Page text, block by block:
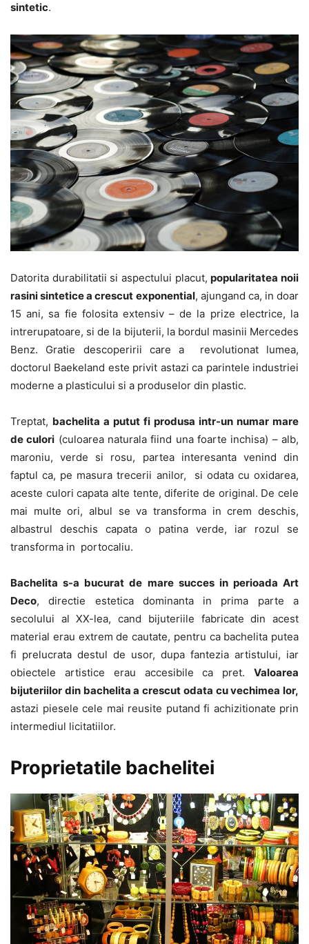
sintetic.
Datorita durabilitatii si aspectului placut,popularitatea noii
rasini sintetice a crescut exponential, ajungand ca, in doar
15 ani, sa fie folosita extensiv – de la prize electrice, la
intrerupatoare, si de la bijuterii, la bordul masinii Mercedes
Benz. Gratie descoperirii care a revolutionat lumea,
doctorul Baekeland este privit astazi ca parintele industriei
moderne a plasticului si a produselor din plastic.
Treptat, bachelita a putut fi produsa intr-un numar mare
de culori (culoarea naturala fiind una foarte inchisa) – alb,
maroniu, verde si rosu, partea interesanta venind din
faptul ca, pe masura trecerii anilor, si odata cu oxidarea,
aceste culori capata alte tente, diferite de original. De cele
mai multe ori, albul se va transforma in crem deschis,
albastrul deschis capata o patina verde, iar rozul se
transforma in portocaliu.
Bachelita s-a bucurat de mare succes in perioada Art
Deco, directie estetica dominanta in prima parte a
secolului al XX-lea, cand bijuteriile fabricate din acest
material erau extrem de cautate, pentru ca bachelita putea
fi prelucrata destul de usor, dupa fantezia artistului, iar
obiectele artistice erau accesibile ca pret. Valoarea
bijuteriilor din bachelita a crescut odata cu vechimea lor,
astazi piesele cele mai reusite putand fi achizitionate prin
intermediul licitatiilor.
Proprietatile bachelitei